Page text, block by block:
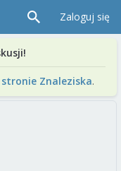
Zaloguj się
stronie Znaleziska.